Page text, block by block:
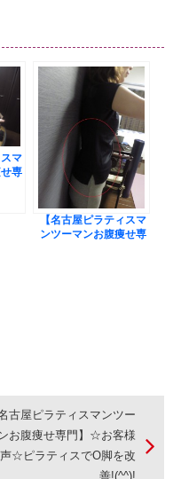
スマ
専
【名古屋ピラティスマ
ンツーマンお腹痩せ専
名古屋ピラティスマンツー
お腹痩せ専門】☆お客様
☆ピラティスでO脚を改
善!(^^)!